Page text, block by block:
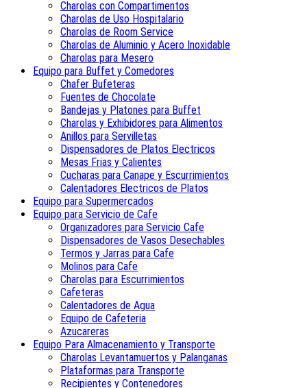
Charolas con Compartimentos
Charolas de Uso Hospitalario
Charolas de Room Service
Charolas de Aluminio y Acero Inoxidable
Charolas para Mesero
Equipo para Buffet y Comedores
Chafer Bufeteras
Fuentes de Chocolate
Bandejas y Platones para Buffet
Charolas y Exhibidores para Alimentos
Anillos para Servilletas
Dispensadores de Platos Electricos
Mesas Frias y Calientes
Cucharas para Canape y Escurrimientos
Calentadores Electricos de Platos
Equipo para Supermercados
Equipo para Servicio de Cafe
Organizadores para Servicio Cafe
Dispensadores de Vasos Desechables
Termos y Jarras para Cafe
Molinos para Cafe
Charolas para Escurrimientos
Cafeteras
Calentadores de Agua
Equipo de Cafeteria
Azucareras
Equipo Para Almacenamiento y Transporte
Charolas Levantamuertos y Palanganas
Plataformas para Transporte
Recipientes y Contenedores